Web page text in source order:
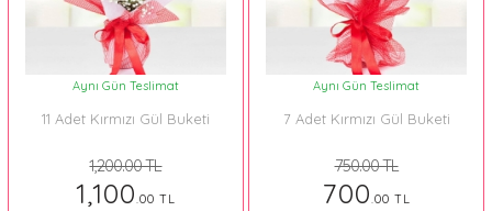
Aynı Gün Teslimat
11 Adet Kırmızı Gül Buketi
1,200.00 TL
1,100.00 TL
Aynı Gün Teslimat
7 Adet Kırmızı Gül Buketi
750.00 TL
700.00 TL